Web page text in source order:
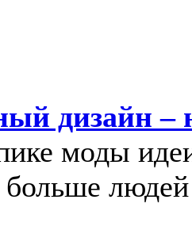
дизайн –
моды
больше